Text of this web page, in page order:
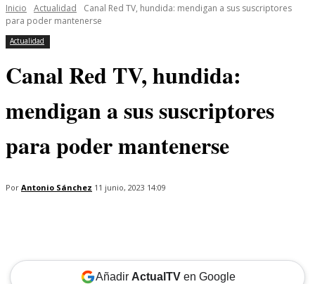
Inicio Actualidad
Canal Red TV, hundida: mendigan a sus suscriptores
para poder mantenerse
Actualidad
Canal Red TV, hundida:
mendigan a sus suscriptores
para poder mantenerse
Por Antonio Sánchez 11 junio, 2023 14:09
Añadir ActualTVen Google